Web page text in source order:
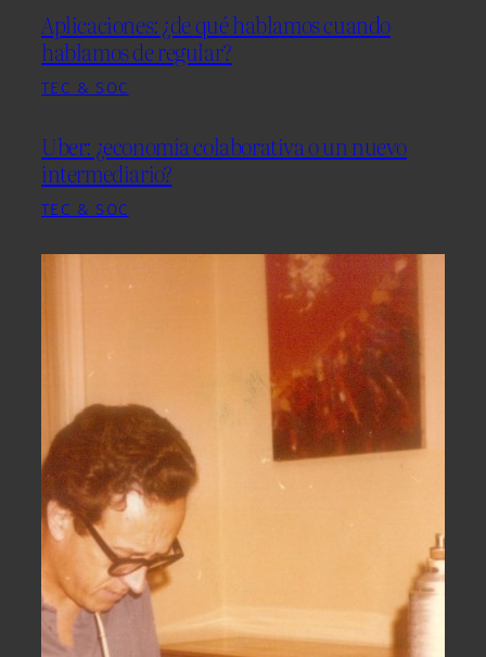
Aplicaciones: ¿de qué hablamos cuando
hablamos de regular?
TEC & SOC
Uber: ¿economía colaborativa o un nuevo
intermediario?
TEC & SOC